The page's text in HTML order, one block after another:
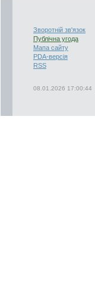
Зворотній зв'язок
Публічна угода
Мапа сайту
PDA-версія
RSS
08.01.2026 17:00:44